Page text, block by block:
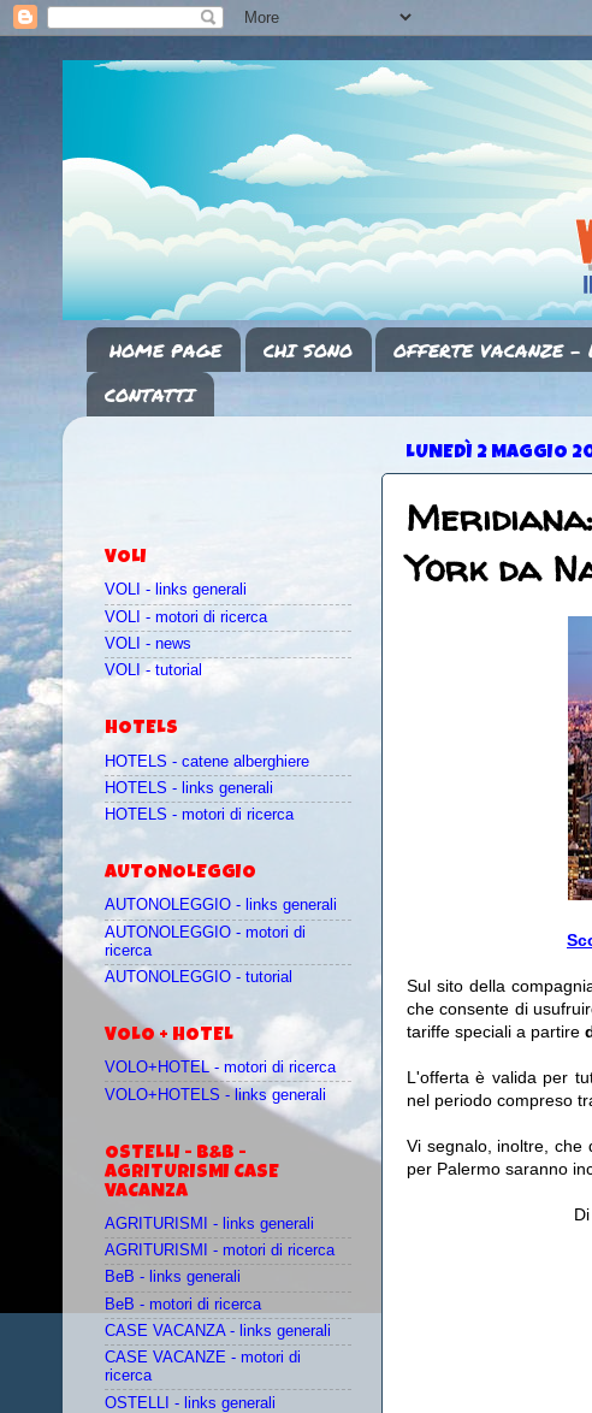
HOME PAGE CHI SONO OFFERTE VACANZE
CONTATTI
LUNEDÌ 2 MAGGIO
York da
Sul sito della
che consente di
tariffe speciali a partire
L'offerta è valida per
nel periodo compreso
Vi segnalo, inoltre, che
per Palermo saranno
VOLI
VOLI - links generali
VOLI - motori di ricerca
VOLI - news
VOLI - tutorial
HOTELS
HOTELS - catene alberghiere
HOTELS - links generali
HOTELS - motori di ricerca
AUTONOLEGGIO
AUTONOLEGGIO - links generali
AUTONOLEGGIO - motori di
ricerca
AUTONOLEGGIO - tutorial
VOLO + HOTEL
VOLO+HOTEL - motori di ricerca
VOLO+HOTELS - links generali
OSTELLI - B&B -
AGRITURISMI CASE
VACANZA
AGRITURISMI - links generali
AGRITURISMI - motori di ricerca
BeB - links generali
BeB - motori di ricerca
CASE VACANZA - links generali
CASE VACANZE - motori di
ricerca
OSTELLI - links generali